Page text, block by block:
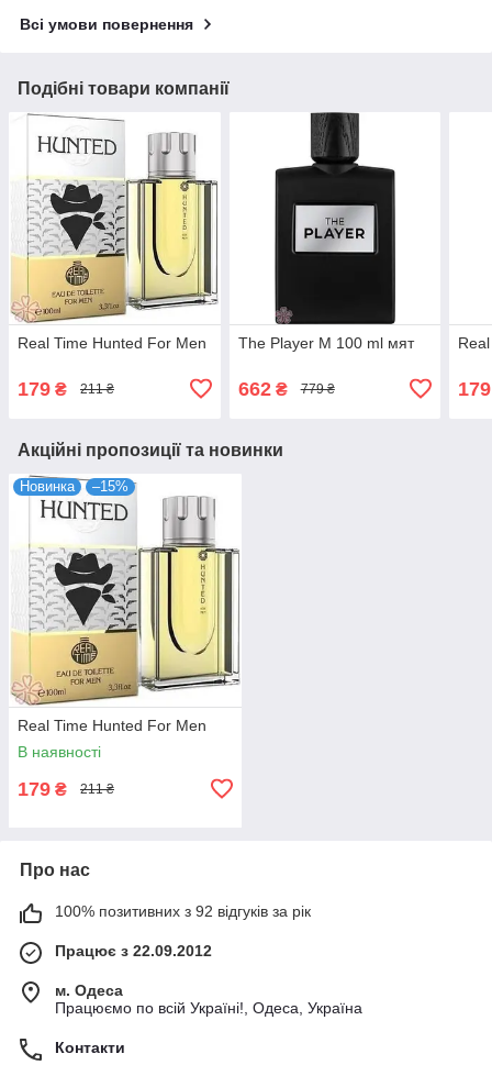
Всі умови повернення
Подібні товари компанії
Real Time Hunted For Men
179 ₴ 211 ₴
The Player M 100 ml мят
662₴ 779 ₴ 179
Акційні пропозиції та новинки
Новинка –15%
Real Time Hunted For Men
В наявності
179 ₴ 211 ₴
Про нас
100% позитивних з 92 відгуків за рік
Працює з 22.09.2012
м. Одеса
Працюємо по всій Україні!, Одеса, Україна
Контакти